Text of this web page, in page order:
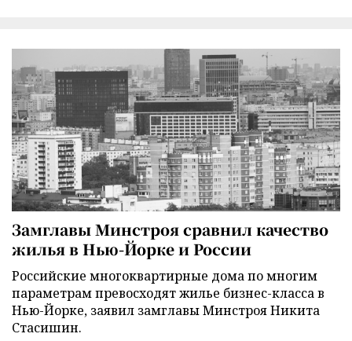
Замглавы Минстроя сравнил качество
жилья в Нью-Йорке и России
Российские многоквартирные дома по многим
параметрам превосходят жилье бизнес-класса в
Нью-Йорке, заявил замглавы Минстроя Никита
Стасишин.